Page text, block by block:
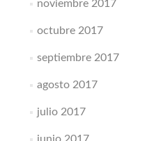
noviembre 2017
octubre 2017
septiembre 2017
agosto 2017
julio 2017